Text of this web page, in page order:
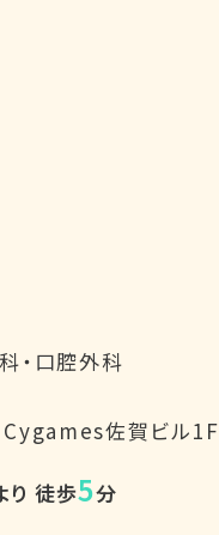
・口腔外科
Cygames佐賀ビル1F
り 徒歩5分